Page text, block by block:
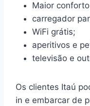
Maior conforto
carregador
WiFi grátis;
aperitivos e
televisão e
Os clientes Itaú
in e embarcar de